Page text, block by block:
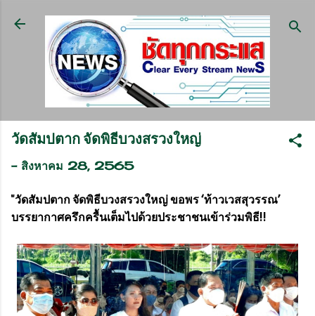
ข้ามไปที่เนื้อหาหลัก
วัดสัมปตาก จัดพิธีบวงสรวงใหญ่
- สิงหาคม 28, 2565
"วัดสัมปตาก จัดพิธีบวงสรวงใหญ่ ขอพร ‘ท้าวเวสสุวรรณ’
บรรยากาศครึกครื้นเต็มไปด้วยประชาชนเข้าร่วมพิธี!!